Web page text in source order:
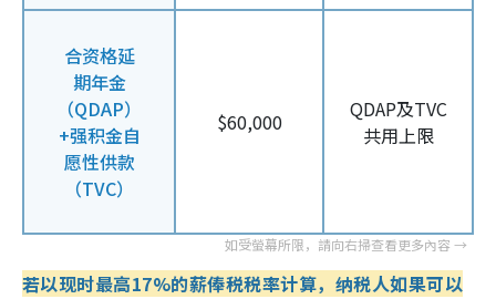
合资格延
期年金
（QDAP）
+强积金自
愿性供款
（TVC）
$60,000
QDAP及TVC
共用上限
若以现时最高17%的薪俸税税率计算，纳税人如果可以